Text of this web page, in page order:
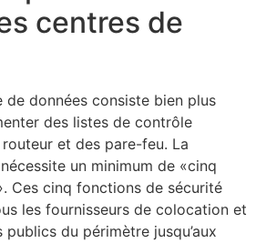
centres de
de données consiste bien plus
des listes de contrôle
routeur et des pare-feu. La
un minimum de «cinq
Ces cinq fonctions de sécurité
les fournisseurs de colocation et
du périmètre jusqu’aux